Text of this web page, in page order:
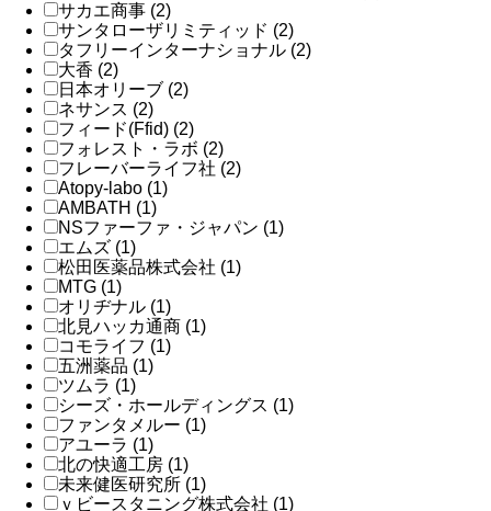
サカエ商事 (2)
サンタローザリミティッド (2)
タフリーインターナショナル (2)
大香 (2)
日本オリーブ (2)
ネサンス (2)
フィード(Ffid) (2)
フォレスト・ラボ (2)
フレーバーライフ社 (2)
Atopy-labo (1)
AMBATH (1)
NSファーファ・ジャパン (1)
エムズ (1)
松田医薬品株式会社 (1)
MTG (1)
オリヂナル (1)
北見ハッカ通商 (1)
コモライフ (1)
五洲薬品 (1)
ツムラ (1)
シーズ・ホールディングス (1)
ファンタメルー (1)
アユーラ (1)
北の快適工房 (1)
未来健医研究所 (1)
ｖビースタニング株式会社 (1)